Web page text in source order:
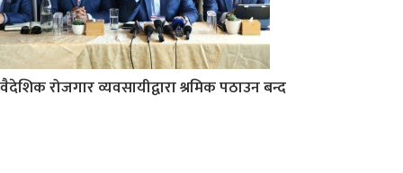
वैदेशिक रोजगार व्यवसायीद्वारा श्रमिक पठाउन बन्द